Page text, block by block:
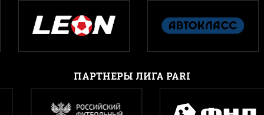
ПАРТНЕРЫ ЛИГА PARI